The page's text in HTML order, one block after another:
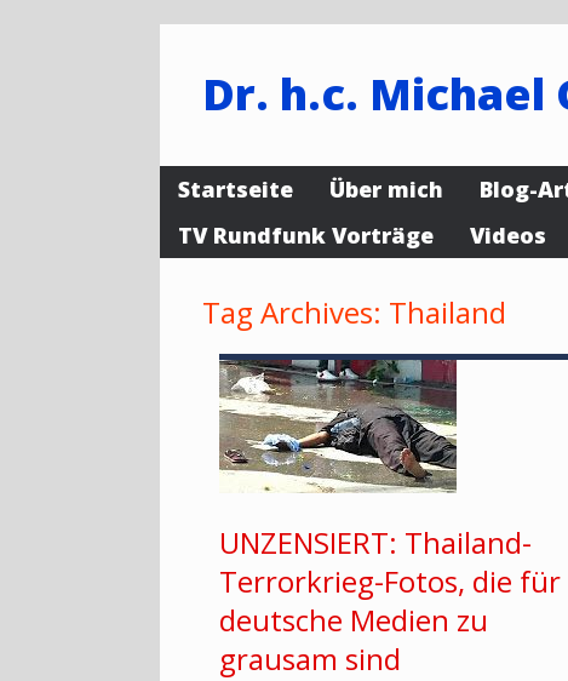
Dr. h.c. Michael
Startseite Über mich Blog-
TV Rundfunk Vorträge
Videos
Tag Archives: Thailand
UNZENSIERT: Thailand-
Terrorkrieg-Fotos, die für
deutsche Medien zu
grausam sind